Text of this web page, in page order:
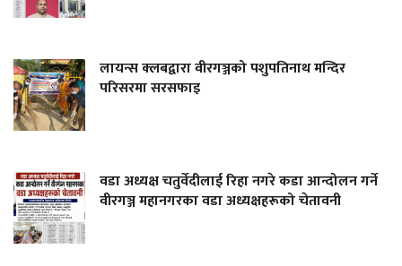
लायन्स क्लबद्वारा वीरगञ्जको पशुपतिनाथ मन्दिर
परिसरमा सरसफाइ
वडा अध्यक्ष चतुर्वेदीलाई रिहा नगरे कडा आन्दोलन गर्ने
वीरगञ्ज महानगरका वडा अध्यक्षहरूको चेतावनी